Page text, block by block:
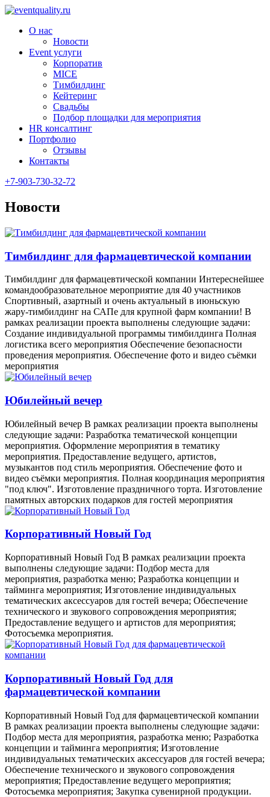
О нас
Новости
Event услуги
Корпоратив
MICE
Тимбилдинг
Кейтеринг
Свадьбы
Подбор площадки для мероприятия
HR консалтинг
Портфолио
Отзывы
Контакты
+7-903-730-32-72
Новости
Тимбилдинг для фармацевтической компании
Тимбилдинг для фармацевтической компании Интереснейшее
командообразовательное мероприятие для 40 участников
Спортивный, азартный и очень актуальный в июньскую
жару-тимбилдинг на САПе для крупной фарм компании! В
рамках реализации проекта выполнены следующие задачи:
Создание индивидуальной программы тимбилдинга Полная
логистика всего мероприятия Обеспечение безопасности
проведения мероприятия. Обеспечение фото и видео съёмки
мероприятия
Юбилейный вечер
Юбилейный вечер В рамках реализации проекта выполнены
следующие задачи: Разработка тематической концепции
мероприятия. Оформление мероприятия в тематику
мероприятия. Предоставление ведущего, артистов,
музыкантов под стиль мероприятия. Обеспечение фото и
видео съёмки мероприятия. Полная координация мероприятия
"под ключ". Изготовление праздничного торта. Изготовление
памятных авторских подарков для гостей мероприятия
Корпоративный Новый Год
Корпоративный Новый Год В рамках реализации проекта
выполнены следующие задачи: Подбор места для
мероприятия, разработка меню; Разработка концепции и
тайминга мероприятия; Изготовление индивидуальных
тематических аксессуаров для гостей вечера; Обеспечение
технического и звукового сопровождения мероприятия;
Предоставление ведущего и артистов для мероприятия;
Фотосъемка мероприятия.
Корпоративный Новый Год для
фармацевтической компании
Корпоративный Новый Год для фармацевтической компании
В рамках реализации проекта выполнены следующие задачи:
Подбор места для мероприятия, разработка меню; Разработка
концепции и тайминга мероприятия; Изготовление
индивидуальных тематических аксессуаров для гостей вечера;
Обеспечение технического и звукового сопровождения
мероприятия; Предоставление ведущего мероприятия;
Фотосъемка мероприятия; Закупка сувенирной продукции.